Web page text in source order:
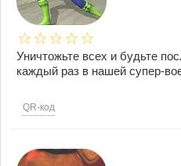
Уничтожьте всех и будьте
каждый раз в нашей супер-
QR-код